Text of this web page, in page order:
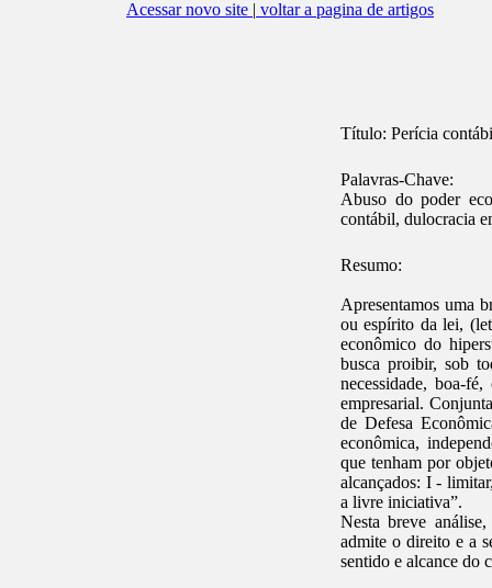
Acessar novo site | voltar a pagina de artigos
Título: Perícia
Palavras-Chave:
Abuso do poder
contábil, dulocracia
Resumo:
Apresentamos uma
ou espírito da lei,
econômico do
busca proibir, sob
necessidade, boa-
empresarial.
de Defesa
econômica,
que tenham por
alcançados: I -
a livre iniciativa”.
Nesta breve
admite o direito e a
sentido e alcance do